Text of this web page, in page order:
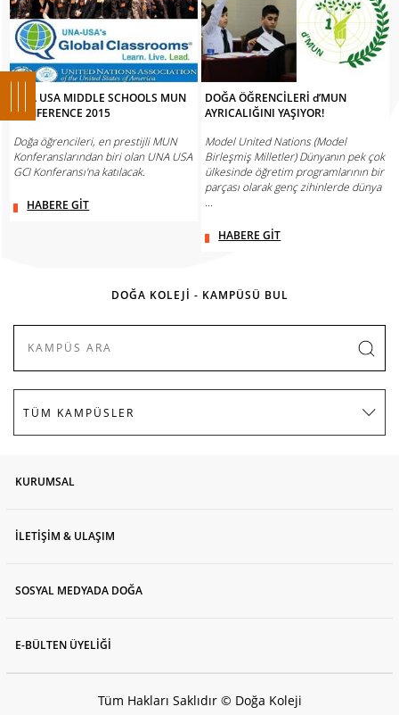
UNA USA MIDDLE SCHOOLS MUN
CONFERENCE 2015
Doğa öğrencileri, en prestijli MUN
Konferanslarından biri olan UNA USA
GCI Konferansı'na katılacak.
HABERE GİT
DOĞA ÖĞRENCİLERİ d’MUN
AYRICALIĞINI YAŞIYOR!
Model United Nations (Model
Birleşmiş Milletler) Dünyanın pek çok
ülkesinde öğretim programlarının bir
parçası olarak genç zihinlerde dünya
...
HABERE GİT
DOĞA KOLEJİ - KAMPÜSÜ BUL
KURUMSAL
İLETİŞİM & ULAŞIM
SOSYAL MEDYADA DOĞA
E-BÜLTEN ÜYELİĞİ
Tüm Hakları Saklıdır © Doğa Koleji